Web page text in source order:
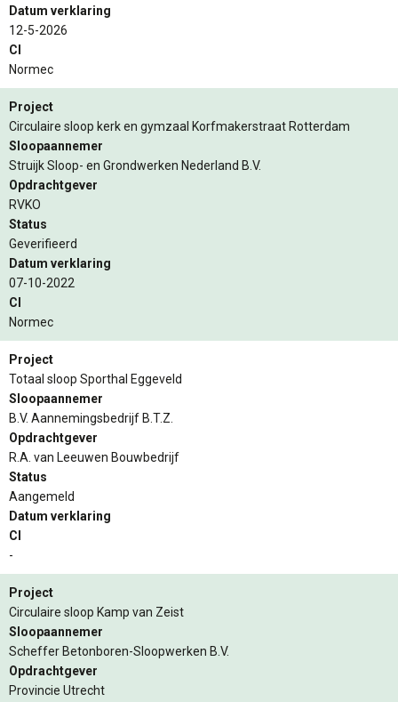
Datum verklaring
12-5-2026
CI
Normec
Project
Circulaire sloop kerk en gymzaal Korfmakerstraat Rotterdam
Sloopaannemer
Struijk Sloop- en Grondwerken Nederland B.V.
Opdrachtgever
RVKO
Status
Geverifieerd
Datum verklaring
07-10-2022
CI
Normec
Project
Totaal sloop Sporthal Eggeveld
Sloopaannemer
B.V. Aannemingsbedrijf B.T.Z.
Opdrachtgever
R.A. van Leeuwen Bouwbedrijf
Status
Aangemeld
Datum verklaring
CI
-
Project
Circulaire sloop Kamp van Zeist
Sloopaannemer
Scheffer Betonboren-Sloopwerken B.V.
Opdrachtgever
Provincie Utrecht